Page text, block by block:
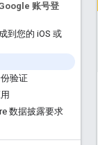
账号登
到您的 iOS 或
验证
数据披露要求